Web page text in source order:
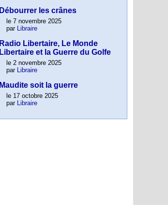
Débourrer les crânes
le 7 novembre 2025
par Libraire
Radio Libertaire, Le Monde
Libertaire et la Guerre du Golfe
le 2 novembre 2025
par Libraire
Maudite soit la guerre
le 17 octobre 2025
par Libraire